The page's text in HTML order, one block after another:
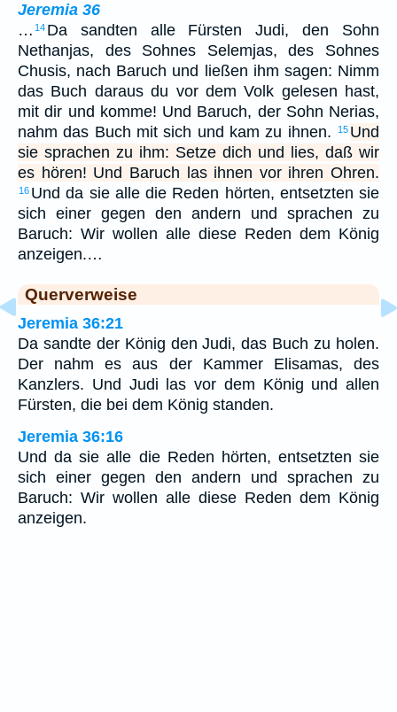
Jeremia 36
… 14 Da sandten alle Fürsten Judi, den Sohn
Nethanjas, des Sohnes Selemjas, des Sohnes
Chusis, nach Baruch und ließen ihm sagen: Nimm
das Buch daraus du vor dem Volk gelesen hast,
mit dir und komme! Und Baruch, der Sohn Nerias,
nahm das Buch mit sich und kam zu ihnen.
15 Und
sie sprachen zu ihm: Setze dich und lies, daß wir
es hören! Und Baruch las ihnen vor ihren Ohren.
16 Und da sie alle die Reden hörten, entsetzten sie
sich einer gegen den andern und sprachen zu
Baruch: Wir wollen alle diese Reden dem König
anzeigen.…
Querverweise
Jeremia 36:21
Da sandte der König den Judi, das Buch zu holen.
Der nahm es aus der Kammer Elisamas, des
Kanzlers. Und Judi las vor dem König und allen
Fürsten, die bei dem König standen.
Jeremia 36:16
Und da sie alle die Reden hörten, entsetzten sie
sich einer gegen den andern und sprachen zu
Baruch: Wir wollen alle diese Reden dem König
anzeigen.